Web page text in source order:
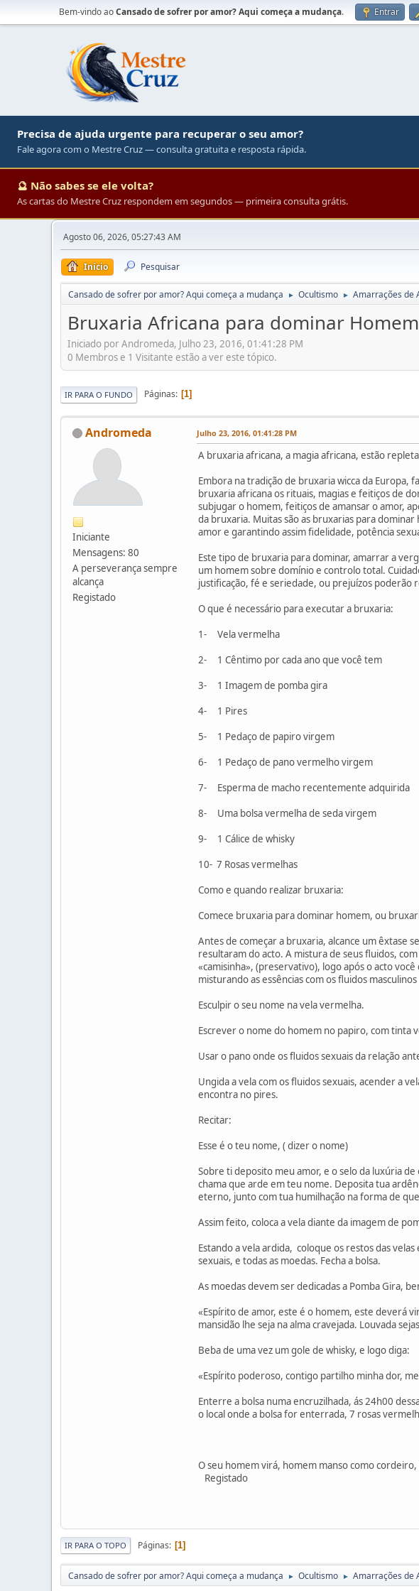
Bem-vindo aoCansado de sofrer por amor? Aqui começa a mudança. Entrar
Precisa de ajuda urgente para recuperar o seu amor?
Fale agora com o Mestre Cruz — consulta gratuita e resposta rápida.
🔮 Não sabes se ele volta?
As cartas do Mestre Cruz respondem em segundos — primeira consulta grátis.
Agosto 06, 2026, 05:27:43 AM
Início Pesquisar
Cansado de sofrer por amor? Aqui começa a mudança ► Ocultismo ► Amarrações de
Bruxaria Africana para dominar Homem
Iniciado por Andromeda, Julho 23, 2016, 01:41:28 PM
0 Membros e 1 Visitante estão a ver este tópico.
IR PARA O FUNDO Páginas 1
Andromeda
Iniciante
Mensagens: 80
A perseverança sempre
alcança
Registado
Julho 23, 2016, 01:41:28 PM
A bruxaria africana, a magia africana, estão
Embora na tradição de bruxaria wicca da
bruxaria africana os rituais, magias e feitiços de
subjugar o homem, feitiços de amansar o amor,
da bruxaria. Muitas são as bruxarias para
amor e garantindo assim fidelidade, potência
Este tipo de bruxaria para dominar, amarrar a
um homem sobre domínio e controlo total.
justificação, fé e seriedade, ou prejuízos poderão
O que é necessário para executar a bruxaria:
1- Vela vermelha
2- 1 Cêntimo por cada ano que você tem
3- 1 Imagem de pomba gira
4- 1 Pires
5- 1 Pedaço de papiro virgem
6- 1 Pedaço de pano vermelho virgem
7- Esperma de macho recentemente adquirida
8- Uma bolsa vermelha de seda virgem
9- 1 Cálice de whisky
10- 7 Rosas vermelhas
Como e quando realizar bruxaria:
Comece bruxaria para dominar homem, ou
Antes de começar a bruxaria, alcance um êxtase
resultaram do acto. A mistura de seus fluidos,
«camisinha», (preservativo), logo após o acto
misturando as essências com os fluidos
Esculpir o seu nome na vela vermelha.
Escrever o nome do homem no papiro, com tinta
Usar o pano onde os fluidos sexuais da relação
Ungida a vela com os fluidos sexuais, acender a
encontra no pires.
Recitar:
Esse é o teu nome, ( dizer o nome)
Sobre ti deposito meu amor, e o selo da luxúria
chama que arde em teu nome. Deposita tua
eterno, junto com tua humilhação na forma de
Assim feito, coloca a vela diante da imagem de
Estando a vela ardida, coloque os restos das
sexuais, e todas as moedas. Fecha a bolsa.
As moedas devem ser dedicadas a Pomba Gira,
«Espírito de amor, este é o homem, este deverá
mansidão lhe seja na alma cravejada. Louvada
Beba de uma vez um gole de whisky, e logo diga:
«Espírito poderoso, contigo partilho minha dor,
Enterre a bolsa numa encruzilhada, ás 24h00
o local onde a bolsa for enterrada, 7 rosas
O seu homem virá, homem manso como
Registado
IR PARA O TOPO Páginas 1
Cansado de sofrer por amor? Aqui começa a mudança ► Ocultismo ► Amarrações de